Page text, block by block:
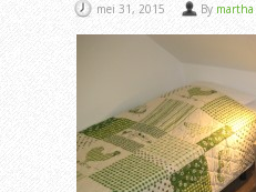
mei 31, 2015 By martha